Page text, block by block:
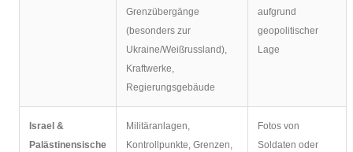
Grenzübergänge
(besonders zur
Ukraine/Weißrussland),
Kraftwerke,
Regierungsgebäude
aufgrund
geopolitischer
Lage
Israel &
Palästinensische
Militäranlagen,
Kontrollpunkte, Grenzen,
Fotos von
Soldaten oder